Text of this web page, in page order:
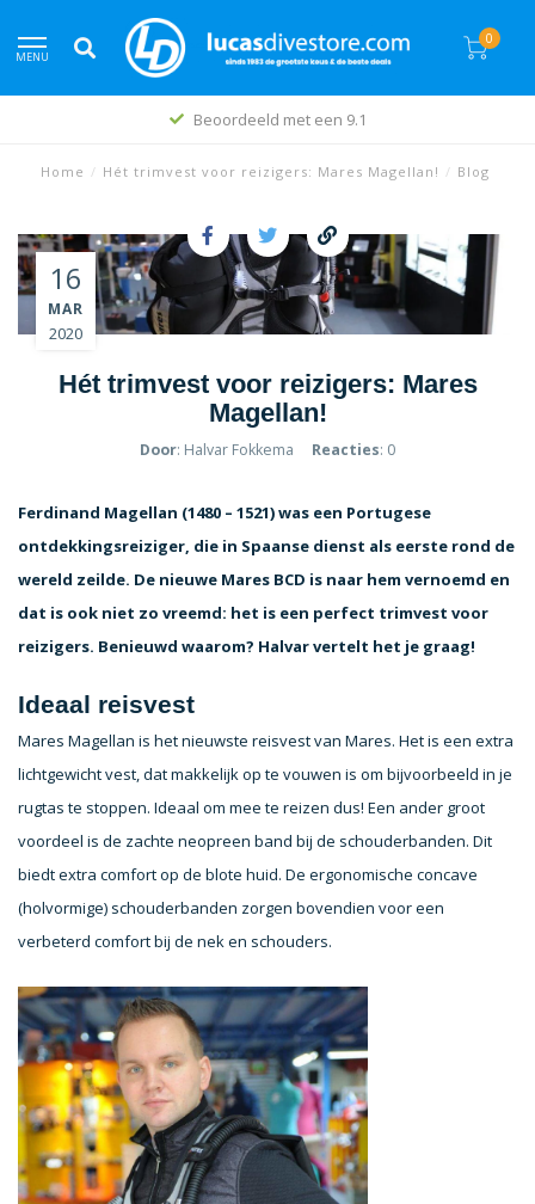
MENU
0
Beste prijs beleid
Home / Hét trimvest voor reizigers: Mares Magellan! / Blog
16
MAR
2020
Hét trimvest voor reizigers: Mares
Magellan!
Door: Halvar Fokkema Reacties: 0
Ferdinand Magellan (1480 – 1521) was een Portugese
ontdekkingsreiziger, die in Spaanse dienst als eerste rond de
wereld zeilde. De nieuwe Mares BCD is naar hem vernoemd en
dat is ook niet zo vreemd: het is een perfect trimvest voor
reizigers. Benieuwd waarom? Halvar vertelt het je graag!
Ideaal reisvest
Mares Magellan is het nieuwste reisvest van Mares. Het is een extra
lichtgewicht vest, dat makkelijk op te vouwen is om bijvoorbeeld in je
rugtas te stoppen. Ideaal om mee te reizen dus! Een ander groot
voordeel is de zachte neopreen band bij de schouderbanden. Dit
biedt extra comfort op de blote huid. De ergonomische concave
(holvormige) schouderbanden zorgen bovendien voor een
verbeterd comfort bij de nek en schouders.